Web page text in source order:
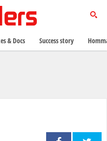
& Docs Success story